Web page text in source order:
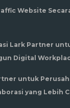
Website
Lark Partner
Digital
untuk
yang Lebih